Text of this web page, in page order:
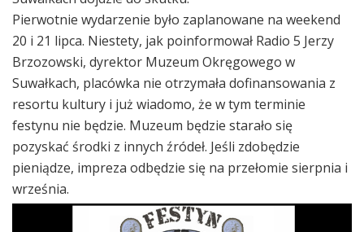
Pierwotnie wydarzenie było zaplanowane na weekend
20 i 21 lipca. Niestety, jak poinformował Radio 5 Jerzy
Brzozowski, dyrektor Muzeum Okręgowego w
Suwałkach, placówka nie otrzymała dofinansowania z
resortu kultury i już wiadomo, że w tym terminie
festynu nie będzie. Muzeum będzie starało się
pozyskać środki z innych źródeł. Jeśli zdobędzie
pieniądze, impreza odbędzie się na przełomie sierpnia i
września.